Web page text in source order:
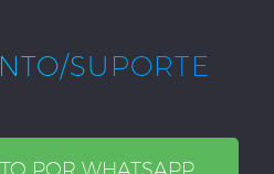
SUPORTE
POR WHATSAPP